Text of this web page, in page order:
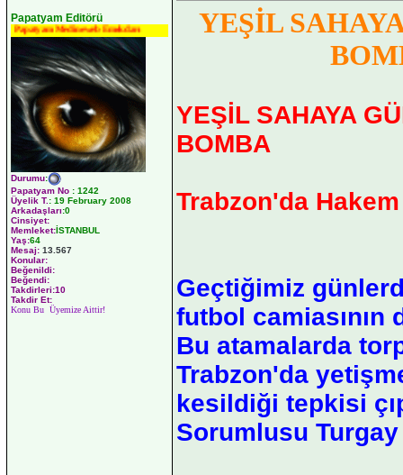
Papatyam Editörü
Papatyam Medineweb Emekdarı
Durumu:
Papatyam No : 1242
Üyelik T. : 19 February 2008
Arkadaşları:0
Cinsiyet:
Memleket:İSTANBUL
Yaş:64
Mesaj: 13.567
Konular:
Beğenildi:
Beğendi:
Takdirleri:10
Takdir Et:
Konu Bu Üyemize Aittir!
YEŞİL
YEŞİL SAHAYA
BOMBA
Trabzon'da Hakem
Geçtiğimiz
futbol camiasının
Bu atamalarda
Trabzon'da
kesildiği tepkisi
Sorumlusu